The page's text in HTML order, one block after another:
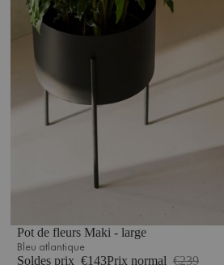
Pot de fleurs Maki - large
Bleu atlantique
Soldes prix €143Prix normal €239